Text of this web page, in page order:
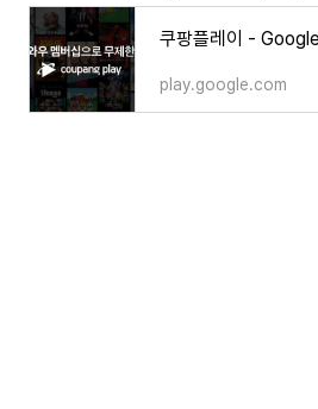
쿠팡플레이 -
play.google.com